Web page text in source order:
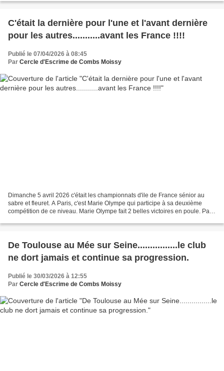
C'était la dernière pour l'une et l'avant dernière
pour les autres...........avant les France !!!!
Publié le 07/04/2026 à 08:45
Par Cercle d'Escrime de Combs Moissy
Dimanche 5 avril 2026 c'était les championnats d'ile de France sénior au
sabre et fleuret. A Paris, c'est Marie Olympe qui participe à sa deuxième
compétition de ce niveau. Marie Olympe fait 2 belles victoires en poule. Pas
De Toulouse au Mée sur Seine................le club
ne dort jamais et continue sa progression.
Publié le 30/03/2026 à 12:55
Par Cercle d'Escrime de Combs Moissy